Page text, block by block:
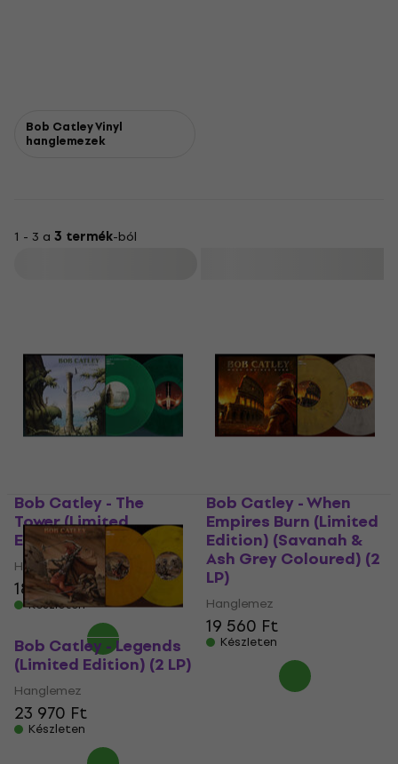
Bob Catley Vinyl
hanglemezek
1 - 3 a 3 termék-ból
Bob Catley - The
Tower (Limited
Edition) (2 LP)
Hanglemez
18 920 Ft
Készleten
Bob Catley - When
Empires Burn (Limited
Edition) (Savanah &
Ash Grey Coloured) (2
LP)
Hanglemez
19 560 Ft
Készleten
Bob Catley - Legends
(Limited Edition) (2 LP)
Hanglemez
23 970 Ft
Készleten